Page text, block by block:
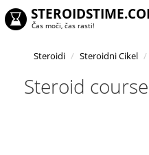
Čas moči, čas rasti!
Steroidi Steroidni Cikel
Steroid